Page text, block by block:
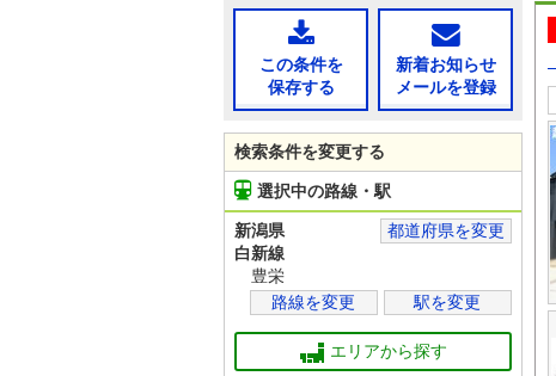
この条件を
保存する
新着お知らせ
メールを登録
検索条件を変更する
選択中の路線・駅
新潟県
都道府県を変更
白新線
豊栄
路線を変更
駅を変更
エリアから探す